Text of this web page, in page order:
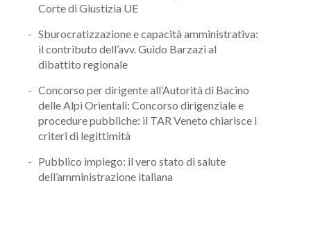
Corte di Giustizia UE
Sburocratizzazione e capacità amministrativa:
il contributo dell’avv. Guido Barzazi al
dibattito regionale
Concorso per dirigente all’Autorità di Bacino
delle Alpi Orientali: Concorso dirigenziale e
procedure pubbliche: il TAR Veneto chiarisce i
criteri di legittimità
Pubblico impiego: il vero stato di salute
dell’amministrazione italiana